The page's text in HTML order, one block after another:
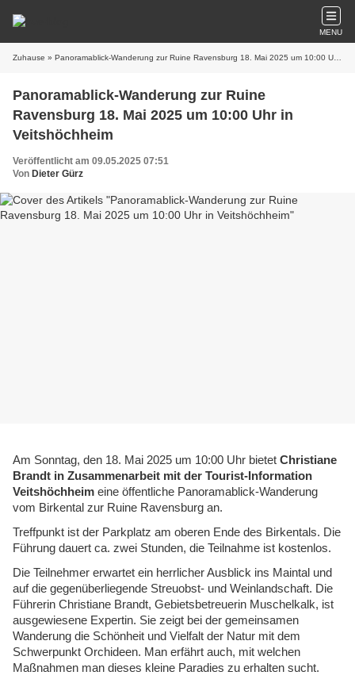
MENU
Zuhause » Panoramablick-Wanderung zur Ruine Ravensburg 18. Mai 2025 um 10:00 Uhr in Veitshöchheim
Panoramablick-Wanderung zur Ruine
Ravensburg 18. Mai 2025 um 10:00 Uhr in
Veitshöchheim
Veröffentlicht am 09.05.2025 07:51
Von Dieter Gürz
Am Sonntag, den 18. Mai 2025 um 10:00 Uhr bietet Christiane
Brandt in Zusammenarbeit mit der Tourist-Information
Veitshöchheim eine öffentliche Panoramablick-Wanderung
vom Birkental zur Ruine Ravensburg an.
Treffpunkt ist der Parkplatz am oberen Ende des Birkentals. Die
Führung dauert ca. zwei Stunden, die Teilnahme ist kostenlos.
Die Teilnehmer erwartet ein herrlicher Ausblick ins Maintal und
auf die gegenüberliegende Streuobst- und Weinlandschaft. Die
Führerin Christiane Brandt, Gebietsbetreuerin Muschelkalk, ist
ausgewiesene Expertin. Sie zeigt bei der gemeinsamen
Wanderung die Schönheit und Vielfalt der Natur mit dem
Schwerpunkt Orchideen. Man erfährt auch, mit welchen
Maßnahmen man dieses kleine Paradies zu erhalten sucht.